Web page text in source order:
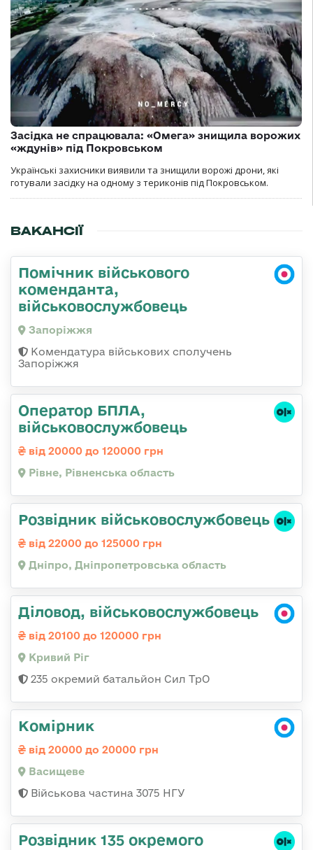
Засідка не спрацювала: «Омега» знищила ворожих
«ждунів» під Покровськом
Українські захисники виявили та знищили ворожі дрони, які
готували засідку на одному з териконів під Покровськом.
ВАКАНСІЇ
Помічник військового
коменданта,
військовослужбовець
Запоріжжя
Комендатура військових сполучень
Запоріжжя
Оператор БПЛА,
військовослужбовець
від 20000 до 120000 грн
Рівне, Рівненська область
Розвідник військовослужбовець
від 22000 до 125000 грн
Дніпро, Дніпропетровська область
Діловод, військовослужбовець
від 20100 до 120000 грн
Кривий Ріг
235 окремий батальйон Сил ТрО
Комірник
від 20000 до 20000 грн
Васищеве
Військова частина 3075 НГУ
Розвідник 135 окремого